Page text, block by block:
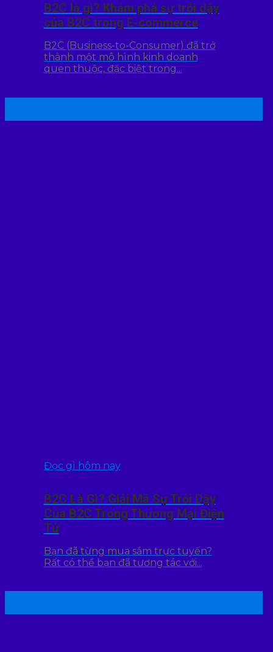
B2C là gì? Khám phá sự trỗi dậy
của B2C trong E-commerce
B2C (Business-to-Consumer) đã trở
thành một mô hình kinh doanh
quen thuộc, đặc biệt trong...
Đọc gì hôm nay
B2C Là Gì? Giải Mã Sự Trỗi Dậy
Của B2C Trong Thương Mại Điện
Tử
Bạn đã từng mua sắm trực tuyến?
Rất có thể bạn đã tương tác với...